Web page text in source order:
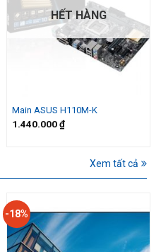
HẾT HÀNG
Main ASUS H110M-K
1.440.000₫
Xem tất cả
-18%